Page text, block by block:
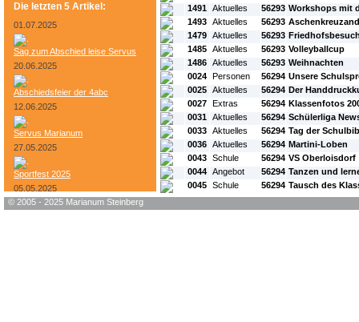
Die letzten 5 Artikel:
01.07.2025
Sag zum Abschied leise Servus
20.06.2025
Abschiedsfeier der 4abc
12.06.2025
Servus Marianum
27.05.2025
Sportfest 2025
05.05.2025
1491 Aktuelles 56293 Workshops mit
1493 Aktuelles 56293
1479 Aktuelles 56293
1485 Aktuelles 56293 Volleyballcup
1486 Aktuelles 56293 Weihnachten
0024 Personen 56294 Unsere
0025 Aktuelles 56294 Der
0027 Extras 56294 Klassenfotos
0031 Aktuelles 56294 Schülerliga
0033 Aktuelles 56294 Tag der
0036 Aktuelles 56294 Martini-Loben
0043 Schule 56294 VS Oberloisdorf
0044 Angebot 56294 Tanzen und
0045 Schule 56294 Tausch des
© 2005 - 2025 Marianum Steinberg